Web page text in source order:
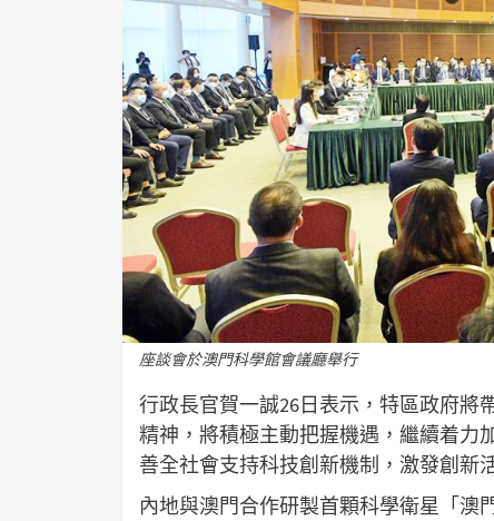
座談會於澳門科學館會議廳舉行
行政長官賀一誠26日表示，特區政府將
精神，將積極主動把握機遇，繼續着力
善全社會支持科技創新機制，激發創新
內地與澳門合作研製首顆科學衛星「澳